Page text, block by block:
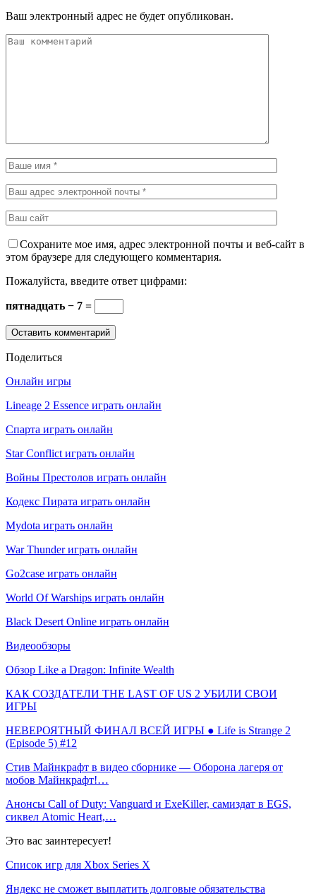
Ваш электронный адрес не будет опубликован.
Сохраните мое имя, адрес электронной почты и веб-сайт в
этом браузере для следующего комментария.
Пожалуйста, введите ответ цифрами:
пятнадцать − 7 =
Поделиться
Онлайн игры
Lineage 2 Essence играть онлайн
Спарта играть онлайн
Star Conflict играть онлайн
Войны Престолов играть онлайн
Кодекс Пирата играть онлайн
Mydota играть онлайн
War Thunder играть онлайн
Go2case играть онлайн
World Of Warships играть онлайн
Black Desert Online играть онлайн
Видеообзоры
Обзор Like a Dragon: Infinite Wealth
КАК СОЗДАТЕЛИ THE LAST OF US 2 УБИЛИ СВОИ
ИГРЫ
НЕВЕРОЯТНЫЙ ФИНАЛ ВСЕЙ ИГРЫ ● Life is Strange 2
(Episode 5) #12
Стив Майнкрафт в видео сборнике — Оборона лагеря от
мобов Майнкрафт!…
Анонсы Call of Duty: Vanguard и ExeKiller, самиздат в EGS,
сиквел Atomic Heart,…
Это вас заинтересует!
Список игр для Xbox Series X
Яндекс не сможет выплатить долговые обязательства